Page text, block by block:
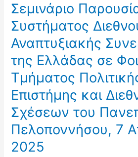
Διεθνούς
Αναπτυξιακής
Συνεργασίας
της
Ελλάδας
σε
Φοιτητές
του
Τμήματος
Πολιτικής
και
Σεμινάριο
Συστήματος
Αναπτυξιακής
της Ελλάδας σε
Τμήματος
Επιστήμης και
Σχέσεων του
Πελοποννήσου, 7
2025